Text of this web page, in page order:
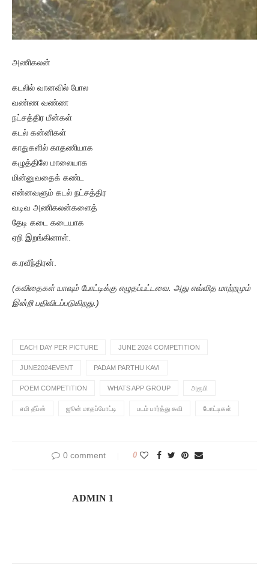
அணிகலன்
கடலில் வானவில் போல
வண்ண வண்ண
நட்சத்திர மீன்கள்
கடல் கன்னிகள்
காதுகளில் காதணியாக
கழுத்திலே மாலையாக
மின்னுவதைக் கண்ட
என்னவளும் கடல் நட்சத்திர
வடிவ அணிகலன்களைத்
தேடி கடை கடையாக
ஏறி இறங்கினாள்‌.
க‌.ரவீந்திரன்.
(கவிதைகள் யாவும் போட்டிக்கு எழுதப்பட்டவை. அது எவ்வித மாற்றமும்
இன்றி பதிவிடப்படுகிறது.)
EACH DAY PER PICTURE JUNE 2024 COMPETITION
JUNE2024EVENT PADAM PARTHU KAVI
POEM COMPETITION WHATS APP GROUP அரூபி
எமி தீப்ஸ் ஜூன் மாதப்போட்டி படம் பார்த்து கவி போட்டிகள்
0 comment 0
ADMIN 1